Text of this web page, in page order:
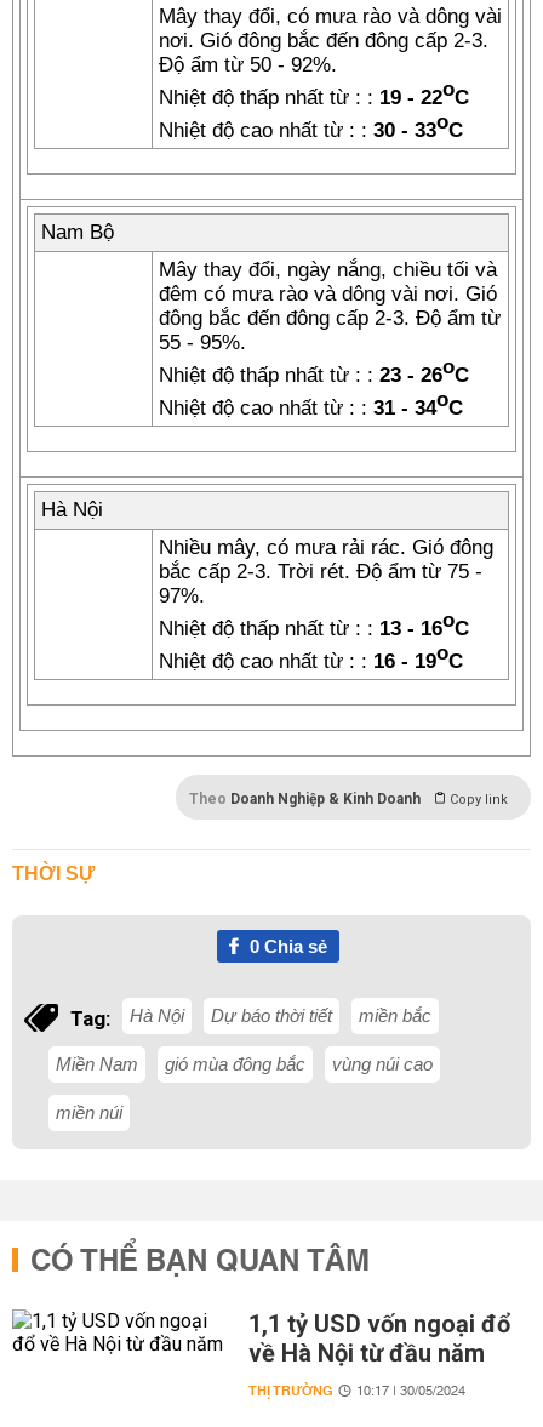
Mây thay đổi, có mưa rào và dông vài
nơi. Gió đông bắc đến đông cấp 2-3.
Độ ẩm từ 50 - 92%.
Nhiệt độ thấp nhất từ : : 19 - 22oC
Nhiệt độ cao nhất từ : : 30 - 33oC
Nam Bộ
Mây thay đổi, ngày nắng, chiều tối và
đêm có mưa rào và dông vài nơi. Gió
đông bắc đến đông cấp 2-3. Độ ẩm từ
55 - 95%.
Nhiệt độ thấp nhất từ : : 23 - 26oC
Nhiệt độ cao nhất từ : : 31 - 34oC
Hà Nội
Nhiều mây, có mưa rải rác. Gió đông
bắc cấp 2-3. Trời rét. Độ ẩm từ 75 -
97%.
Nhiệt độ thấp nhất từ : : 13 - 16oC
Nhiệt độ cao nhất từ : : 16 - 19oC
Theo Doanh Nghiệp & Kinh Doanh Copy link
THỜI SỰ
0Chia sẻ
Tag: Hà Nội Dự báo thời tiết miền bắc
Miền Nam gió mùa đông bắc vùng núi cao
miền núi
CÓ THỂ BẠN QUAN TÂM
1,1 tỷ USD vốn ngoại đổ
về Hà Nội từ đầu năm
THỊ TRƯỜNG 10:17 | 30/05/2024